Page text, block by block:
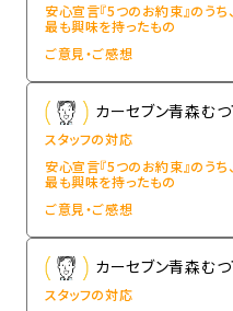
安心宣言『5つのお約束』のうち、
最も興味を持ったもの
ご意見・ご感想
カーセブン青森む
スタッフの対応
安心宣言『5つのお約束』のうち、
最も興味を持ったもの
ご意見・ご感想
カーセブン青森む
スタッフの対応